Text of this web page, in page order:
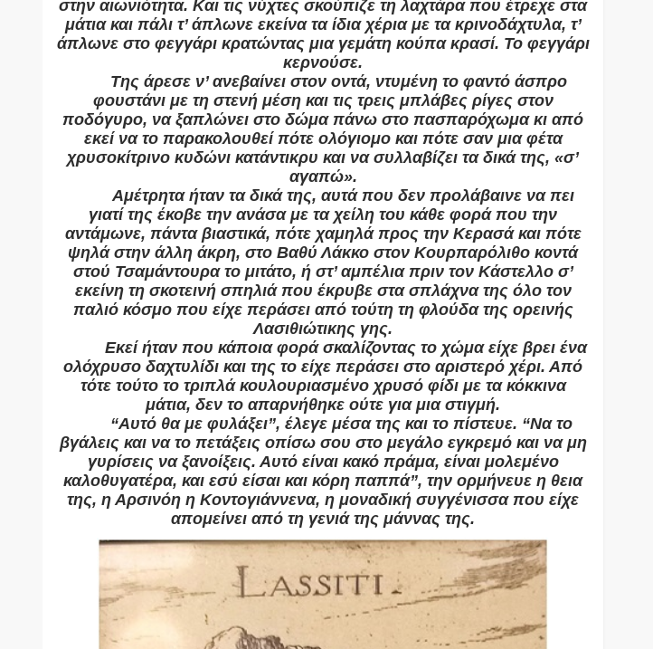
στην αιωνιότητα. Και τις νύχτες σκούπιζε τη λαχτάρα που έτρεχε στα
μάτια και πάλι τ’ άπλωνε εκείνα τα ίδια χέρια με τα κρινοδάχτυλα, τ’
άπλωνε στο φεγγάρι κρατώντας μια γεμάτη κούπα κρασί. Το φεγγάρι
κερνούσε.
Της άρεσε ν’ ανεβαίνει στον οντά, ντυμένη το φαντό άσπρο
φουστάνι με τη στενή μέση και τις τρεις μπλάβες ρίγες στον
ποδόγυρο, να ξαπλώνει στο δώμα πάνω στο πασπαρόχωμα κι από
εκεί να το παρακολουθεί πότε ολόγιομο και πότε σαν μια φέτα
χρυσοκίτρινο κυδώνι κατάντικρυ και να συλλαβίζει τα δικά της, «σ’
αγαπώ».
Αμέτρητα ήταν τα δικά της, αυτά που δεν προλάβαινε να πει
γιατί της έκοβε την ανάσα με τα χείλη του κάθε φορά που την
αντάμωνε, πάντα βιαστικά, πότε χαμηλά προς την Κερασά και πότε
ψηλά στην άλλη άκρη, στο Βαθύ Λάκκο στον Κουρπαρόλιθο κοντά
στού Τσαμάντουρα το μιτάτο, ή στ’ αμπέλια πριν τον Κάστελλο σ’
εκείνη τη σκοτεινή σπηλιά που έκρυβε στα σπλάχνα της όλο τον
παλιό κόσμο που είχε περάσει από τούτη τη φλούδα της ορεινής
Λασιθιώτικης γης.
Εκεί ήταν που κάποια φορά σκαλίζοντας το χώμα είχε βρει ένα
ολόχρυσο δαχτυλίδι και της το είχε περάσει στο αριστερό χέρι. Από
τότε τούτο το τριπλά κουλουριασμένο χρυσό φίδι με τα κόκκινα
μάτια, δεν το απαρνήθηκε ούτε για μια στιγμή.
“Αυτό θα με φυλάξει”, έλεγε μέσα της και το πίστευε. “Να το
βγάλεις και να το πετάξεις οπίσω σου στο μεγάλο εγκρεμό και να μη
γυρίσεις να ξανοίξεις. Αυτό είναι κακό πράμα, είναι μολεμένο
καλοθυγατέρα, και εσύ είσαι και κόρη παππά”, την ορμήνευε η θεια
της, η Αρσινόη η Κοντογιάννενα, η μοναδική συγγένισσα που είχε
απομείνει από τη γενιά της μάννας της.